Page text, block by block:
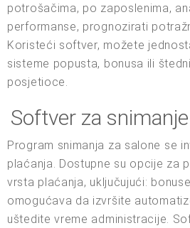
potrošačima, po zaposlenima,
performanse, prognozirati
Koristeći softver, možete
sisteme popusta, bonusa ili
posjetioce.
Softver za
Program snimanja za salone se
plaćanja. Dostupne su opcije za
vrsta plaćanja, uključujući:
omogućava da izvršite
uštedite vreme administracije.